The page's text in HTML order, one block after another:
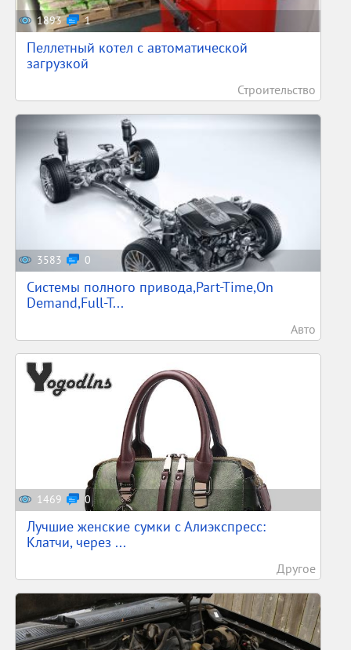
1893 1
Пеллетный котел с автоматической
загрузкой
Строительство
3583 0
Системы полного привода,Part-Time,On
Demand,Full-T...
Авто
1469 0
Лучшие женские сумки с Алиэкспресс:
Клатчи, через ...
Другое